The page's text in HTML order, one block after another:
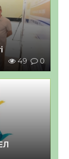
49 0